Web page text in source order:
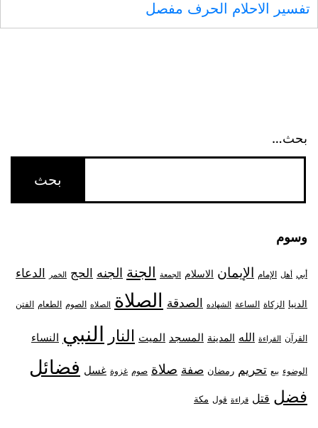
عن
إدخال
تفسير الاحلام الحرف مفصل
بحث…
وسوم
أبي أهل الإمام الإيمان الاسلام الجمعة الجنة الجنه الحج الخمر الدعاء
الدنيا الزكاة الساعة الشهاده الصدقة الصلاة الصلاه الصوم الطعام الفتن
القرآن القراءة الله المدينة المسجد الميت النار النبي النساء
الوضوء بيع تحريم رمضان صفة صلاة صوم غزوة غسل فضائل
فضل قتل قراءة قول مكة